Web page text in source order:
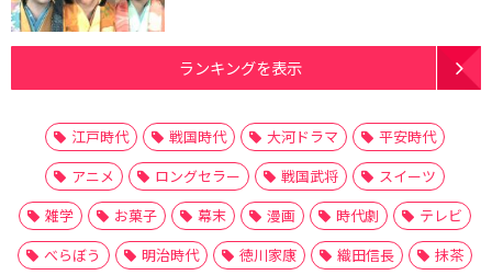
ランキングを表示
江戸時代 戦国時代 大河ドラマ
平安時代
アニメ
ロングセラー 戦国武将
スイーツ
雑学
お菓子 幕末 漫画 時代劇
テレビ
べらぼう
明治時代 徳川家康 織田信長
抹茶